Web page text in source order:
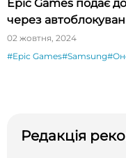
Epic Games подає
через
02 жовтня, 2024
#Epic Games#Samsung
Редакція